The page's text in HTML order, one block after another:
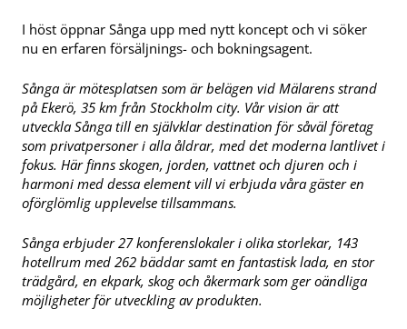
I höst öppnar Sånga upp med nytt koncept och vi söker
nu en erfaren försäljnings- och bokningsagent.
Sånga är mötesplatsen som är belägen vid Mälarens strand
på Ekerö, 35 km från Stockholm city. Vår vision är att
utveckla Sånga till en självklar destination för såväl företag
som privatpersoner i alla åldrar, med det moderna lantlivet i
fokus. Här finns skogen, jorden, vattnet och djuren och i
harmoni med dessa element vill vi erbjuda våra gäster en
oförglömlig upplevelse tillsammans.
Sånga erbjuder 27 konferenslokaler i olika storlekar, 143
hotellrum med 262 bäddar samt en fantastisk lada, en stor
trädgård, en ekpark, skog och åkermark som ger oändliga
möjligheter för utveckling av produkten.